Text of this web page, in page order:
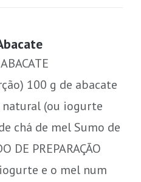
100 g de abacate
(ou iogurte
chá de mel Sumo de
PREPARAÇÃO
e o mel num